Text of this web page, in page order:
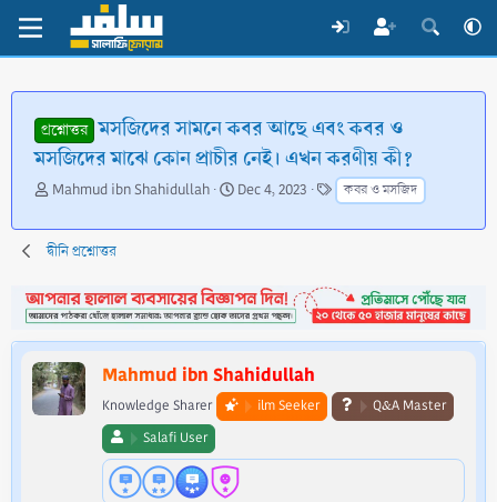
প্রশ্নোত্তর মসজিদের সামনে কবর আছে এবং কবর ও
মসজিদের মাঝে কোন প্রাচীর নেই। এখন করণীয় কী?
T
r
e
d
s
r
t
e
Mahmud ibn Shahidullah
S
a
d
a
Dec 4, 2023
T
a
g
কবর ও মসজিদ
দ্বীনি প্রশ্নোত্তর
Mahmud ibn Shahidullah
Knowledge Sharer ilm Seeker
Q&A Master
Salafi User